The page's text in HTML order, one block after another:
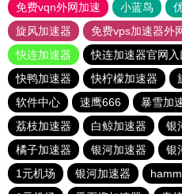
免费vqn外网加速
小蓝鸟
旋风加速器
免费vps加速器外
快连加速器
快连加速器官网入
快鸭加速器
快柠檬加速器
软件中心
速鹰666 暴雪加
荔枝加速器
白鲸加速器 银
橘子加速器
银河加速器 银
1元机场
银河加速器